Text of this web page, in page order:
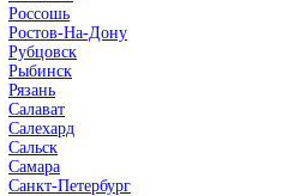
Россошь
Ростов-На-Дону
Рубцовск
Рыбинск
Рязань
Салават
Салехард
Сальск
Самара
Санкт-Петербург